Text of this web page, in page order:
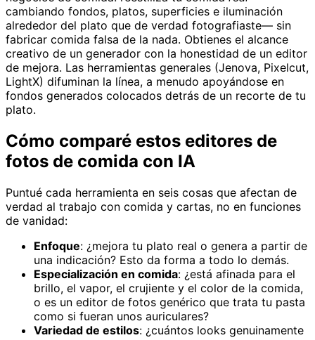
cambiando fondos, platos, superficies e iluminación
alrededor del plato que de verdad fotografiaste— sin
fabricar comida falsa de la nada. Obtienes el alcance
creativo de un generador con la honestidad de un editor
de mejora. Las herramientas generales (Jenova, Pixelcut,
LightX) difuminan la línea, a menudo apoyándose en
fondos generados colocados detrás de un recorte de tu
plato.
Cómo comparé estos editores de
fotos de comida con IA
Puntué cada herramienta en seis cosas que afectan de
verdad al trabajo con comida y cartas, no en funciones
de vanidad:
Enfoque: ¿mejora tu plato real o genera a partir de
una indicación? Esto da forma a todo lo demás.
Especialización en comida: ¿está afinada para el
brillo, el vapor, el crujiente y el color de la comida,
o es un editor de fotos genérico que trata tu pasta
como si fueran unos auriculares?
Variedad de estilos: ¿cuántos looks genuinamente